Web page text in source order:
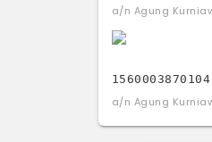
a/n Agung
1560003870104
a/n Agung